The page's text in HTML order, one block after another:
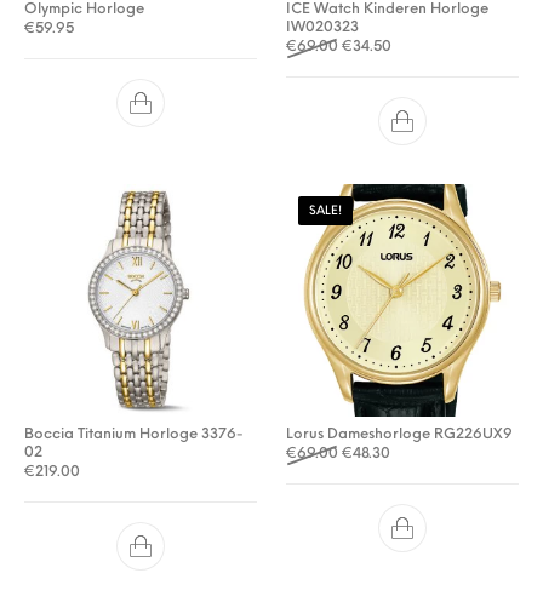
Olympic Horloge
€59.95
ICE Watch Kinderen Horloge
IW020323
€69.00 Oorspronkelijke prijs was:
€34.50
Boccia Titanium Horloge 3376-
02
€219.00
SALE!
Lorus Dameshorloge RG226UX9
€69.00 Oorspronkelijke prijs was:
€48.30